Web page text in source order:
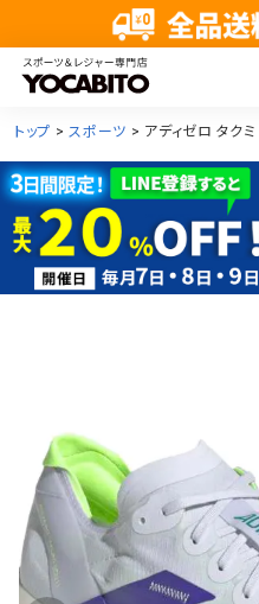
トップ スポーツ アディゼロ タク